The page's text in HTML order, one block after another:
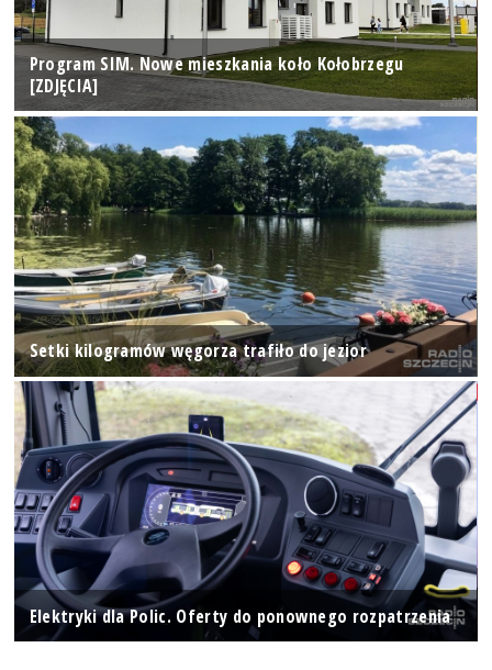
Program SIM. Nowe mieszkania koło Kołobrzegu
[ZDJĘCIA]
Setki kilogramów węgorza trafiło do jezior
Elektryki dla Polic. Oferty do ponownego rozpatrzenia